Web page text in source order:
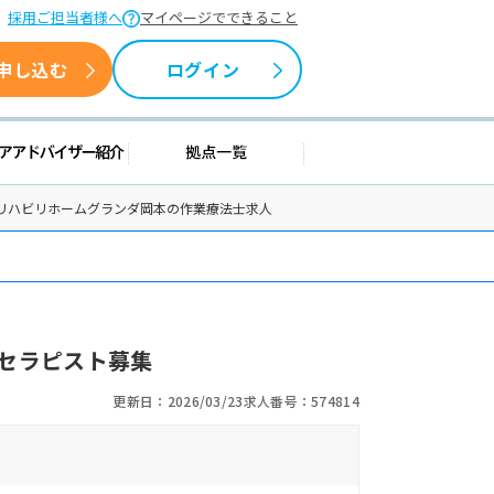
採用ご担当者様へ マイページでできること
し込む ログイン
情報 キャリアアドバイザー紹介拠点一覧
ビリホームグランダ岡本の作業療法士求人
ラピスト募集
更新日：2026/03/23求人番号：574814